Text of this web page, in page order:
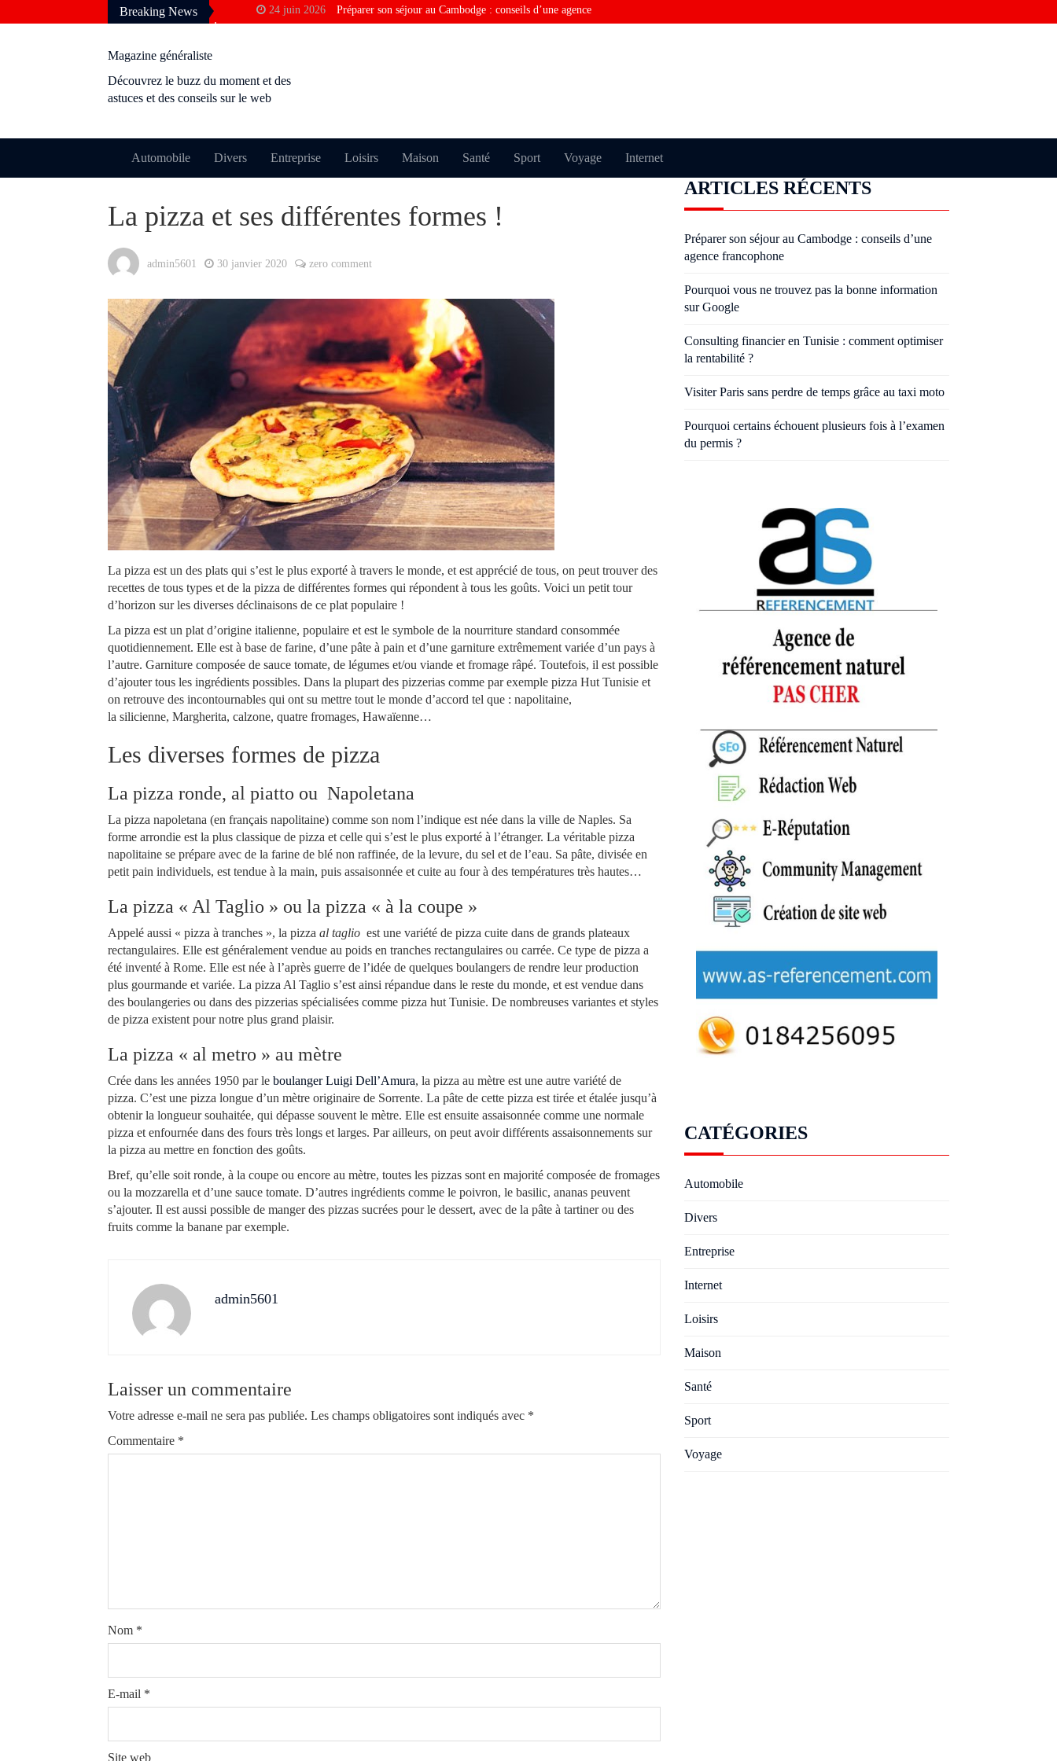
Breaking News 24 juin 2026
Préparer son séjour au Cambodge : conseils d’une agence
10 décembre 2025
perdre le cachet
Magazine généraliste
Découvrez le buzz du moment et des
astuces et des conseils sur le web
Automobile Divers Entreprise Loisirs Maison Santé Sport Voyage Internet
La pizza et ses différentes formes !
admin5601 30 janvier 2020 zero comment
La pizza est un des plats qui s’est le plus exporté à travers le monde, et est apprécié de tous, on peut trouver des
recettes de tous types et de la pizza de différentes formes qui répondent à tous les goûts. Voici un petit tour
d’horizon sur les diverses déclinaisons de ce plat populaire !
La pizza est un plat d’origine italienne, populaire et est le symbole de la nourriture standard consommée
quotidiennement. Elle est à base de farine, d’une pâte à pain et d’une garniture extrêmement variée d’un pays à
l’autre. Garniture composée de sauce tomate, de légumes et/ou viande et fromage râpé. Toutefois, il est possible
d’ajouter tous les ingrédients possibles. Dans la plupart des pizzerias comme par exemple pizza Hut Tunisie et
on retrouve des incontournables qui ont su mettre tout le monde d’accord tel que : napolitaine,
la silicienne, Margherita, calzone, quatre fromages, Hawaïenne…
Les diverses formes de pizza
La pizza ronde, al piatto ou Napoletana
La pizza napoletana (en français napolitaine) comme son nom l’indique est née dans la ville de Naples. Sa
forme arrondie est la plus classique de pizza et celle qui s’est le plus exporté à l’étranger. La véritable pizza
napolitaine se prépare avec de la farine de blé non raffinée, de la levure, du sel et de l’eau. Sa pâte, divisée en
petit pain individuels, est tendue à la main, puis assaisonnée et cuite au four à des températures très hautes…
La pizza « Al Taglio » ou la pizza « à la coupe »
Appelé aussi « pizza à tranches », la pizza al taglio est une variété de pizza cuite dans de grands plateaux
rectangulaires. Elle est généralement vendue au poids en tranches rectangulaires ou carrée. Ce type de pizza a
été inventé à Rome. Elle est née à l’après guerre de l’idée de quelques boulangers de rendre leur production
plus gourmande et variée. La pizza Al Taglio s’est ainsi répandue dans le reste du monde, et est vendue dans
des boulangeries ou dans des pizzerias spécialisées comme pizza hut Tunisie. De nombreuses variantes et styles
de pizza existent pour notre plus grand plaisir.
La pizza « al metro » au mètre
Crée dans les années 1950 par le boulanger Luigi Dell’Amura, la pizza au mètre est une autre variété de
pizza. C’est une pizza longue d’un mètre originaire de Sorrente. La pâte de cette pizza est tirée et étalée jusqu’à
obtenir la longueur souhaitée, qui dépasse souvent le mètre. Elle est ensuite assaisonnée comme une normale
pizza et enfournée dans des fours très longs et larges. Par ailleurs, on peut avoir différents assaisonnements sur
la pizza au mettre en fonction des goûts.
Bref, qu’elle soit ronde, à la coupe ou encore au mètre, toutes les pizzas sont en majorité composée de fromages
ou la mozzarella et d’une sauce tomate. D’autres ingrédients comme le poivron, le basilic, ananas peuvent
s’ajouter. Il est aussi possible de manger des pizzas sucrées pour le dessert, avec de la pâte à tartiner ou des
fruits comme la banane par exemple.
admin5601
Laisser un commentaire
Votre adresse e-mail ne sera pas publiée. Les champs obligatoires sont indiqués avec *
Commentaire *
Nom *
E-mail *
Site web
ARTICLES RÉCENTS
Préparer son séjour au Cambodge : conseils d’une
agence francophone
Pourquoi vous ne trouvez pas la bonne information
sur Google
Consulting financier en Tunisie : comment optimiser
la rentabilité ?
Visiter Paris sans perdre de temps grâce au taxi moto
Pourquoi certains échouent plusieurs fois à l’examen
du permis ?
CATÉGORIES
Automobile
Divers
Entreprise
Internet
Loisirs
Maison
Santé
Sport
Voyage